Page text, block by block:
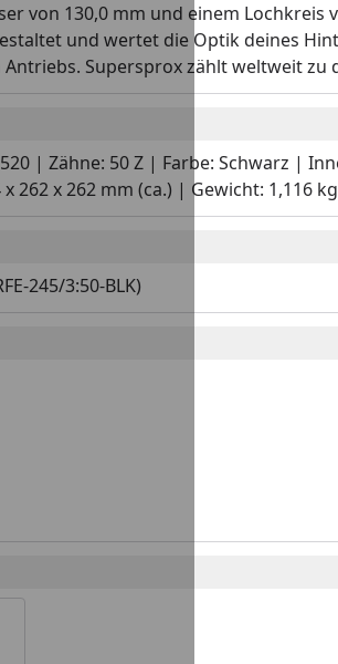
von 130,0 mm und einem Lochkreis
und wertet die Optik deines
Supersprox zählt weltweit
| Zähne: 50 Z | Farbe: Schwarz |
262 x 262 mm (ca.) | Gewicht: 1,116 kg
245/3:50-BLK)